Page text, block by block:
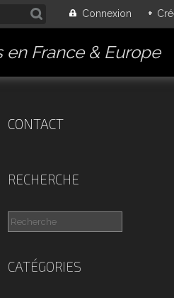
Connexion +
France & Europe
CONTACT
RECHERCHE
CATÉGORIES